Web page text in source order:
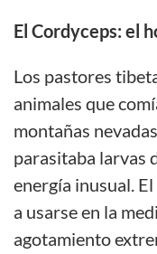
El Cordyceps: el
Los pastores
animales que
montañas
parasitaba larvas
energía inusual. El
a usarse en la
agotamiento